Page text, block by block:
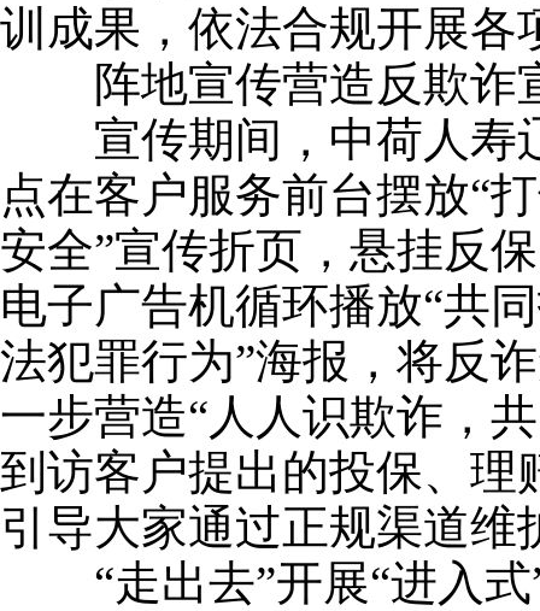
训成果，依法合规开展各
阵地宣传营造反欺诈
宣传期间，中荷人寿
点在客户服务前台摆放“
安全”宣传折页，悬挂反
电子广告机循环播放“共
法犯罪行为”海报，将反
一步营造“人人识欺诈，
到访客户提出的投保、理
引导大家通过正规渠道维
“走出去”开展“进入式